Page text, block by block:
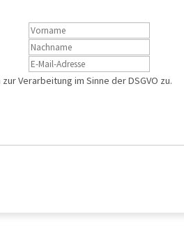
Verarbeitung im Sinne der DSGVO zu.